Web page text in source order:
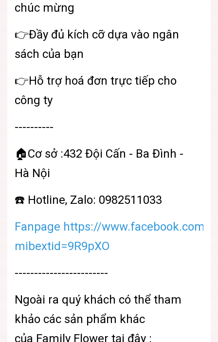
chúc mừng
👉Đầy đủ kích cỡ dựa vào ngân
sách của bạn
👉Hỗ trợ hoá đơn trực tiếp cho
công ty
----------
🏠Cơ sở :432 Đội Cấn - Ba Đình -
Hà Nội
☎️ Hotline, Zalo: 0982511033
Fanpage https://www.facebook.com/
mibextid=9R9pXO
------------------------
Ngoài ra quý khách có thể tham
khảo các sản phẩm khác
của Family Flower tại đây :